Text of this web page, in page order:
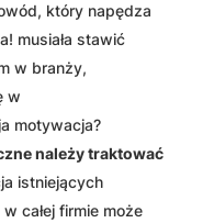
który napędza
musiała stawić
w branży,
w
motywacja?
należy traktować
istniejących
całej firmie może